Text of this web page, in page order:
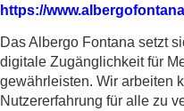
https://
Das Albergo Fontana setzt
digitale Zugänglichkeit für
gewährleisten. Wir arbeiten
Nutzererfahrung für alle zu